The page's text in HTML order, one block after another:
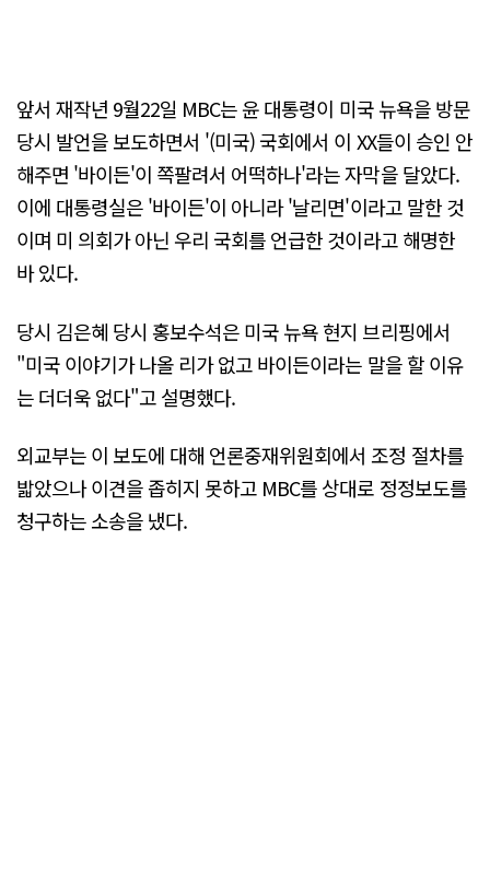
앞서 재작년 9월22일 MBC는 윤 대통령이 미국 뉴욕을 방문
당시 발언을 보도하면서 '(미국) 국회에서 이 XX들이 승인 안
해주면 '바이든'이 쪽팔려서 어떡하나'라는 자막을 달았다.
이에 대통령실은 '바이든'이 아니라 '날리면'이라고 말한 것
이며 미 의회가 아닌 우리 국회를 언급한 것이라고 해명한
바 있다.
당시 김은혜 당시 홍보수석은 미국 뉴욕 현지 브리핑에서
"미국 이야기가 나올 리가 없고 바이든이라는 말을 할 이유
는 더더욱 없다"고 설명했다.
외교부는 이 보도에 대해 언론중재위원회에서 조정 절차를
밟았으나 이견을 좁히지 못하고 MBC를 상대로 정정보도를
청구하는 소송을 냈다.